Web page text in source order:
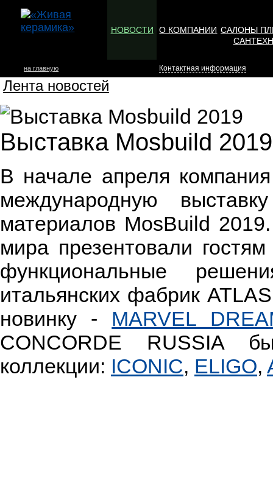
НОВОСТИ О КОМПАНИИ САЛОНЫ
на главную Контактная информация
Лента новостей
Выставка Mosbuild 2019
В начале апреля
международную
материалов MosBuild
мира презентовали
функциональные
итальянских фабрик
новинку - MARVEL
CONCORDE RUSSIA
коллекции: ICONIC, ELIGO,